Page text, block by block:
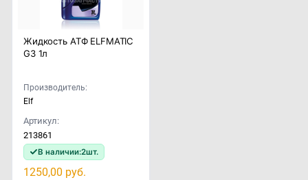
Жидкость АТФ ELFMATIC
G3 1л
Производитель:
Elf
Артикул:
213861
В наличии:2шт.
1250,00 руб.